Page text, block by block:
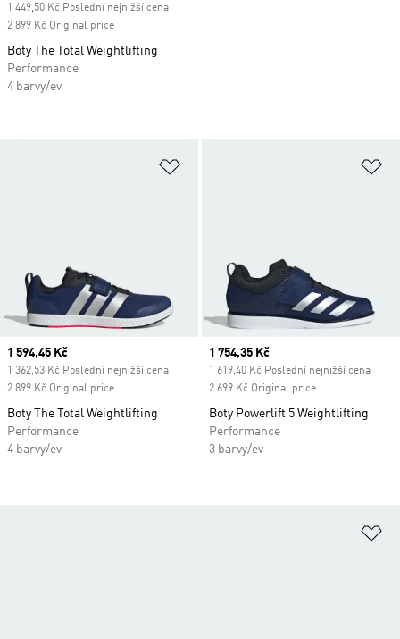
Current price
1 594,45 Kč
1 362,53 Kč Poslední nejnižší cena
2 899 Kč Original price
Boty The Total Weightlifting
Performance
4 barvy/ev
Current price
1 754,35 Kč
1 619,40 Kč Poslední nejnižší cena
2 699 Kč Original price
Boty Powerlift 5 Weightlifting
Performance
3 barvy/ev
1 449,50 Kč Poslední nejnižší cena
2 899 Kč Original price
Boty The Total Weightlifting
Performance
4 barvy/ev